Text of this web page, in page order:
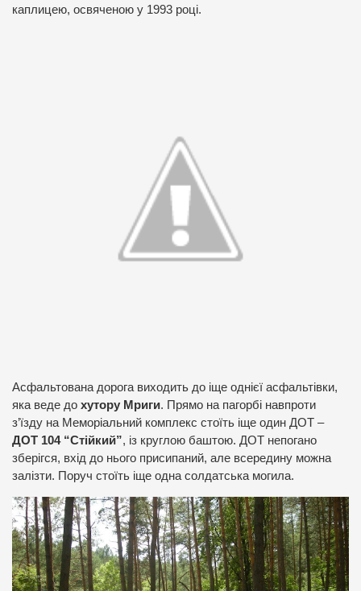
каплицею, освяченою у 1993 році.
Асфальтована дорога виходить до іще однієї асфальтівки,
яка веде до хутору Мриги. Прямо на пагорбі навпроти
з’їзду на Меморіальний комплекс стоїть іще один ДОТ –
ДОТ 104 “Стійкий”, із круглою баштою. ДОТ непогано
зберігся, вхід до нього присипаний, але всередину можна
залізти. Поруч стоїть іще одна солдатська могила.